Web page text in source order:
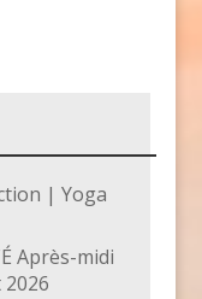
| Yoga
Après-midi